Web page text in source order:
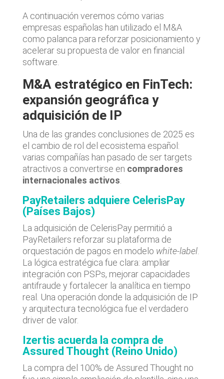
A continuación veremos cómo varias
empresas españolas han utilizado el M&A
como palanca para reforzar posicionamiento y
acelerar su propuesta de valor en financial
software.
M&A estratégico en FinTech:
expansión geográfica y
adquisición de IP
Una de las grandes conclusiones de 2025 es
el cambio de rol del ecosistema español:
varias compañías han pasado de ser targets
atractivos a convertirse en compradores
internacionales activos
PayRetailers adquiere CelerisPay
(Países Bajos)
La adquisición de CelerisPay permitió a
PayRetailers reforzar su plataforma de
orquestación de pagos en modelo white-label.
La lógica estratégica fue clara: ampliar
integración con PSPs, mejorar capacidades
antifraude y fortalecer la analítica en tiempo
real. Una operación donde la adquisición de IP
y arquitectura tecnológica fue el verdadero
driver de valor.
Izertis acuerda la compra de
Assured Thought (Reino Unido)
La compra del 100% de Assured Thought no